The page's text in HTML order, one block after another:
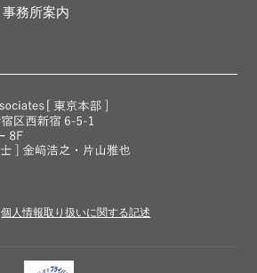
事務所案内
個人情報取り扱いに関する記述